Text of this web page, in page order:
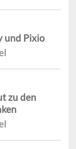
und Pixio
zu den